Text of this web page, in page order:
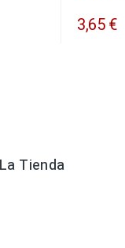
3,65 €
Tienda